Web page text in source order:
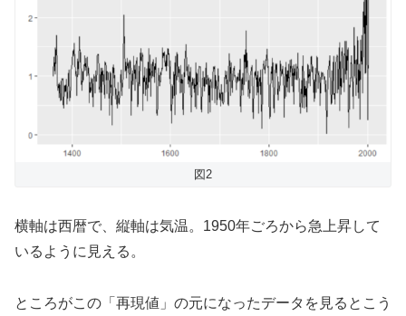
図2
横軸は西暦で、縦軸は気温。1950年ごろから急上昇して
いるように見える。
ところがこの「再現値」の元になったデータを見るとこう